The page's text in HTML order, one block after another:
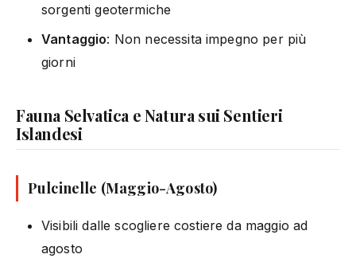
sorgenti geotermiche
Vantaggio: Non necessita impegno per più
giorni
Fauna Selvatica e Natura sui Sentieri
Islandesi
Pulcinelle (Maggio-Agosto)
Visibili dalle scogliere costiere da maggio ad
agosto